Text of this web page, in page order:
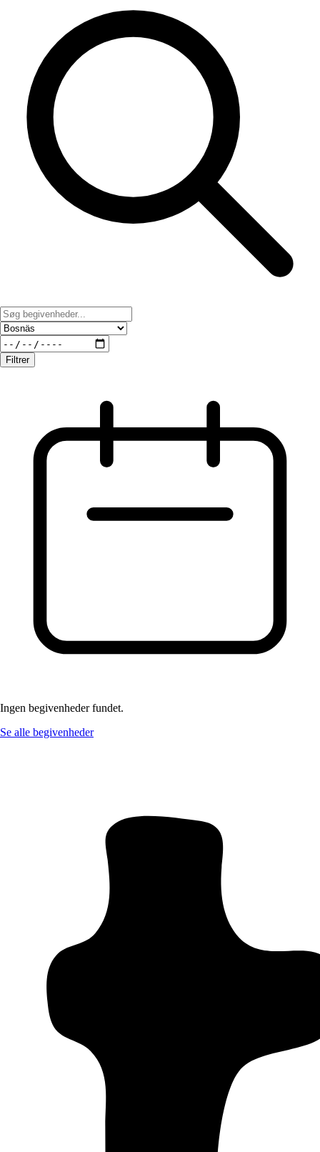
Filtrer
Ingen begivenheder fundet.
Se alle begivenheder